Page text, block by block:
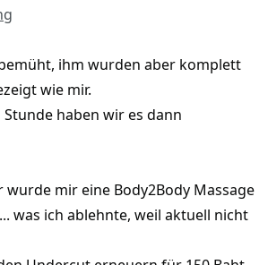
ihm wurden aber komplett
wie mir.
haben wir es dann
wurde mir eine Body2Body Massage
was ich ablehnte, weil aktuell nicht